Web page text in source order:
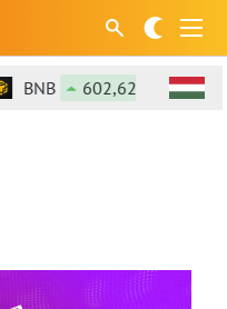
BNB 602,62$ +1,52%